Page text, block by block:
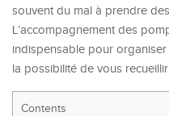
souvent du mal à prendre
L’accompagnement des
indispensable pour
la possibilité de vous
Contents